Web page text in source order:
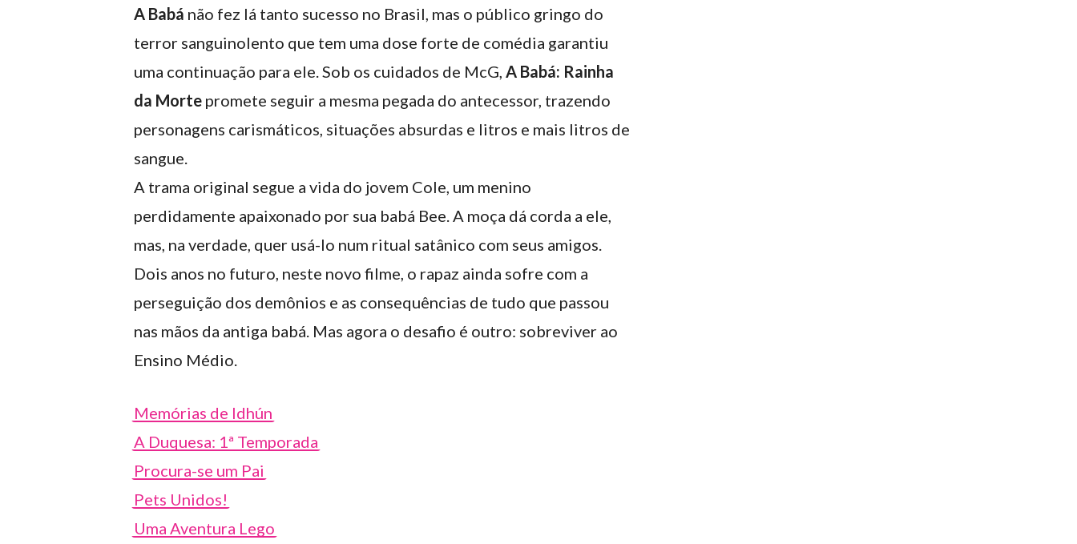
A Babá não fez lá tanto sucesso no Brasil, mas o público gringo do
terror sanguinolento que tem uma dose forte de comédia garantiu
uma continuação para ele. Sob os cuidados de McG, A Babá: Rainha
da Morte promete seguir a mesma pegada do antecessor, trazendo
personagens carismáticos, situações absurdas e litros e mais litros de
sangue.
A trama original segue a vida do jovem Cole, um menino
perdidamente apaixonado por sua babá Bee. A moça dá corda a ele,
mas, na verdade, quer usá-lo num ritual satânico com seus amigos.
Dois anos no futuro, neste novo filme, o rapaz ainda sofre com a
perseguição dos demônios e as consequências de tudo que passou
nas mãos da antiga babá. Mas agora o desafio é outro: sobreviver ao
Ensino Médio.
Memórias de Idhún
A Duquesa: 1ª Temporada
Procura-se um Pai
Pets Unidos!
Uma Aventura Lego